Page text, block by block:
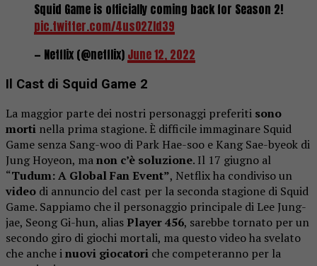
Squid Game is officially coming back for Season 2!
pic.twitter.com/4usO2Zld39
— Netflix (@netflix) June 12, 2022
Il Cast di Squid Game 2
La maggior parte dei nostri personaggi preferiti sono
morti nella prima stagione. È difficile immaginare Squid
Game senza Sang-woo di Park Hae-soo e Kang Sae-byeok di
Jung Hoyeon, manon c’è soluzione. Il 17 giugno al
“Tudum: A Global Fan Event”, Netflix ha condiviso un
video di annuncio del cast per la seconda stagione di Squid
Game. Sappiamo che il personaggio principale di Lee Jung-
jae, Seong Gi-hun, alias Player 456, sarebbe tornato per un
secondo giro di giochi mortali, ma questo video ha svelato
che anche inuovi giocatori che competeranno per la